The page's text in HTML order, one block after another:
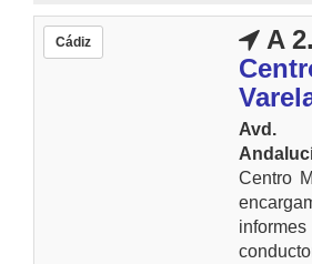
Cádiz
A
Avd.
Centro